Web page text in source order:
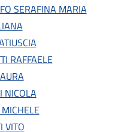
SERAFINA MARIA
RAFFAELE
NICOLA
VITO